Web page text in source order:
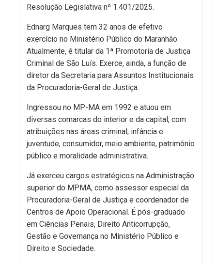
Resolução Legislativa nº 1.401/2025.
Ednarg Marques tem 32 anos de efetivo
exercício no Ministério Público do Maranhão.
Atualmente, é titular da 1ª Promotoria de Justiça
Criminal de São Luís. Exerce, ainda, a função de
diretor da Secretaria para Assuntos Institucionais
da Procuradoria-Geral de Justiça.
Ingressou no MP-MA em 1992 e atuou em
diversas comarcas do interior e da capital, com
atribuições nas áreas criminal, infância e
juventude, consumidor, meio ambiente, patrimônio
público e moralidade administrativa.
Já exerceu cargos estratégicos na Administração
superior do MPMA, como assessor especial da
Procuradoria-Geral de Justiça e coordenador de
Centros de Apoio Operacional. É pós-graduado
em Ciências Penais, Direito Anticorrupção,
Gestão e Governança no Ministério Público e
Direito e Sociedade.